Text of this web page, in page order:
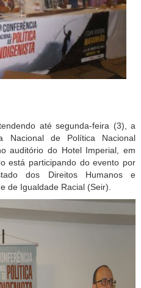
até segunda-feira (3), a
Nacional de Política Nacional
auditório do Hotel Imperial, em
está participando do evento por
dos Direitos Humanos e
de Igualdade Racial (Seir).